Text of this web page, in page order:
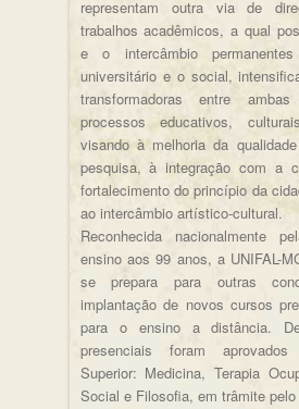
representam outra via de
trabalhos acadêmicos, a qual
e o intercâmbio
universitário e o social,
transformadoras entre
processos educativos,
visando à melhoria da
pesquisa, à integração com a
fortalecimento do princípio da
ao intercâmbio artístico-cultural.
Reconhecida nacionalmente
ensino aos 99 anos, a UNIFAL-
se prepara para outras
implantação de novos cursos
para o ensino a distância.
presenciais foram
Superior: Medicina, Terapia
Social e Filosofia, em trâmite